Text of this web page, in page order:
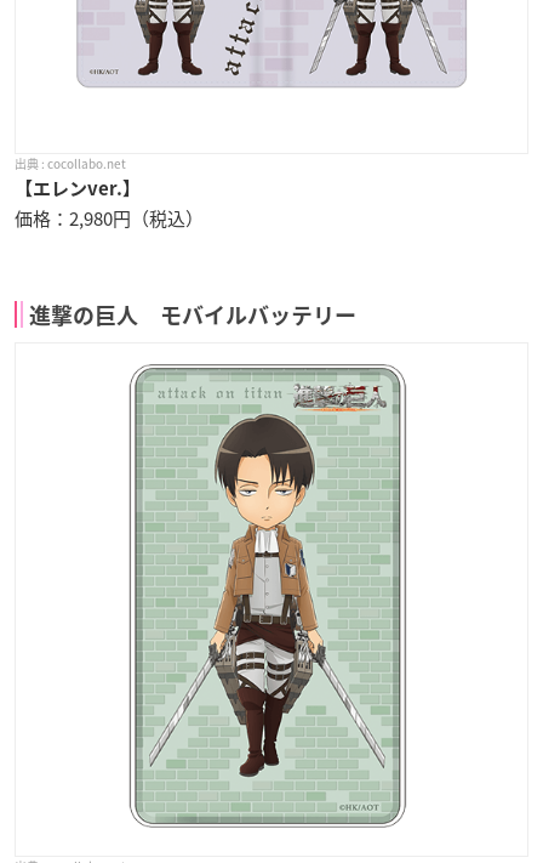
cocollabo.net
【エレンver.】
価格：2,980円（税込）
進撃の巨人 モバイルバッテリー